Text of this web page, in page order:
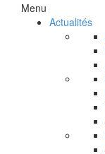
Menu
Actualités